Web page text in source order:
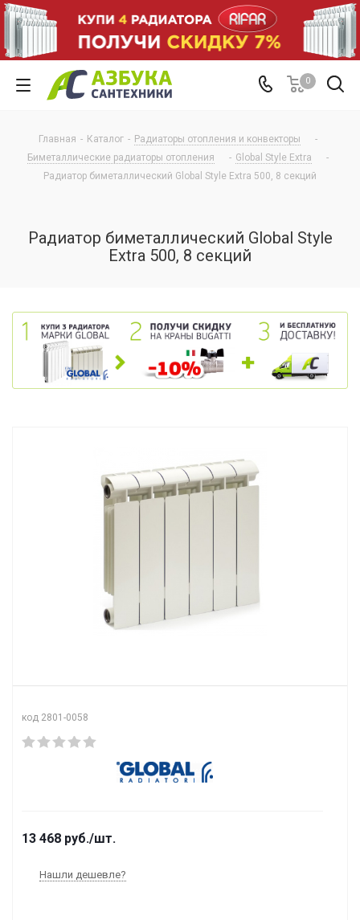
0
Главная - Каталог - Радиаторы отопления и конвекторы
-
Биметаллические радиаторы отопления
- Global Style Extra
-
Радиатор биметаллический Global Style Extra 500, 8 секций
Радиатор биметаллический Global Style
Extra 500, 8 секций
код 2801-0058
13 468 руб./шт.
Нашли дешевле?